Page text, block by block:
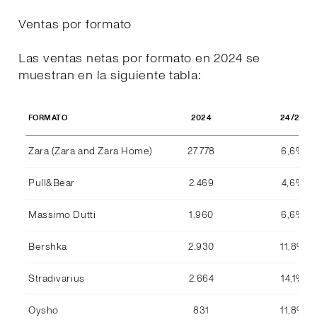
Ventas por formato
Las ventas netas por formato en 2024 se
muestran en la siguiente tabla:
FORMATO 2024 24/23
Zara (Zara and Zara Home) 27.778 6,6%
Pull&Bear 2.469 4,6%
Massimo Dutti 1.960 6,6%
Bershka 2.930 11,8%
Stradivarius 2.664 14,1%
Oysho 831 11,8%